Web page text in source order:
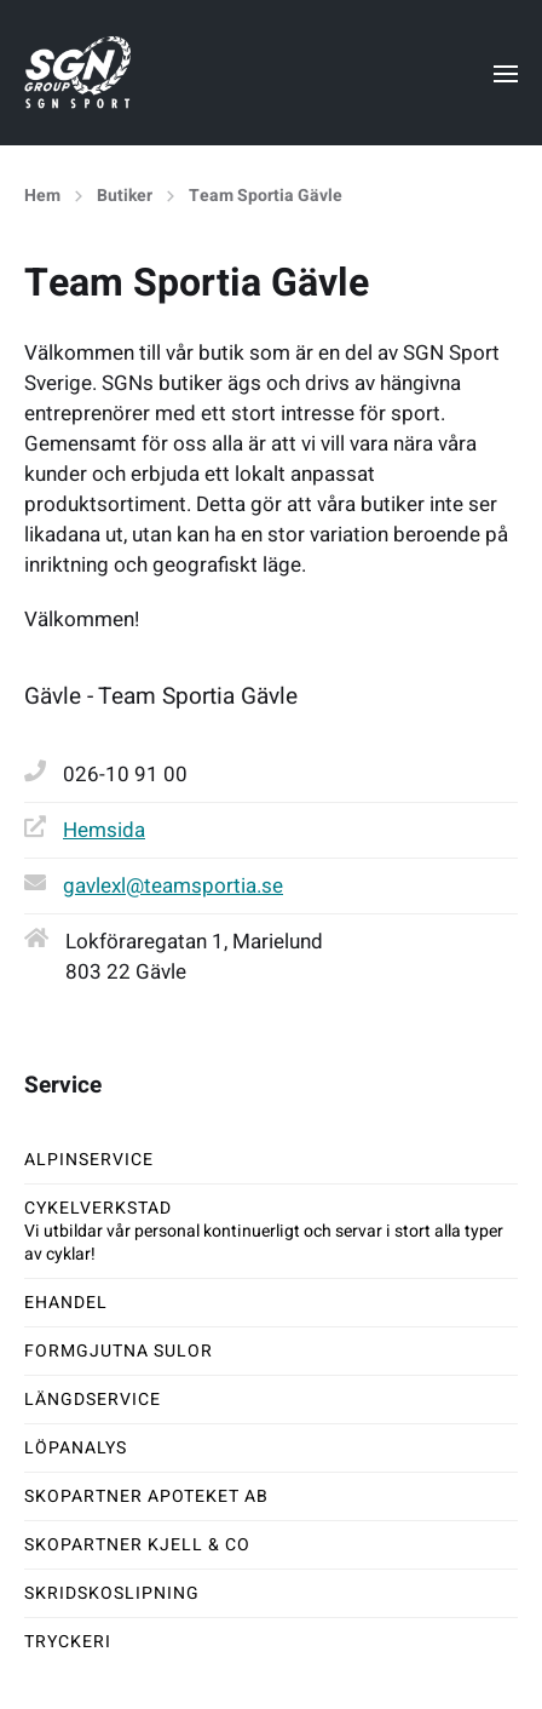
Hem Butiker Team Sportia Gävle
Team Sportia Gävle
Välkommen till vår butik som är en del av SGN Sport
Sverige. SGNs butiker ägs och drivs av hängivna
entreprenörer med ett stort intresse för sport.
Gemensamt för oss alla är att vi vill vara nära våra
kunder och erbjuda ett lokalt anpassat
produktsortiment. Detta gör att våra butiker inte ser
likadana ut, utan kan ha en stor variation beroende på
inriktning och geografiskt läge.
Välkommen!
Gävle - Team Sportia Gävle
026-10 91 00
Hemsida
gavlexl@teamsportia.se
Lokföraregatan 1, Marielund
803 22 Gävle
Service
ALPINSERVICE
CYKELVERKSTAD
Vi utbildar vår personal kontinuerligt och servar i stort alla typer
av cyklar!
EHANDEL
FORMGJUTNA SULOR
LÄNGDSERVICE
LÖPANALYS
SKOPARTNER APOTEKET AB
SKOPARTNER KJELL & CO
SKRIDSKOSLIPNING
TRYCKERI